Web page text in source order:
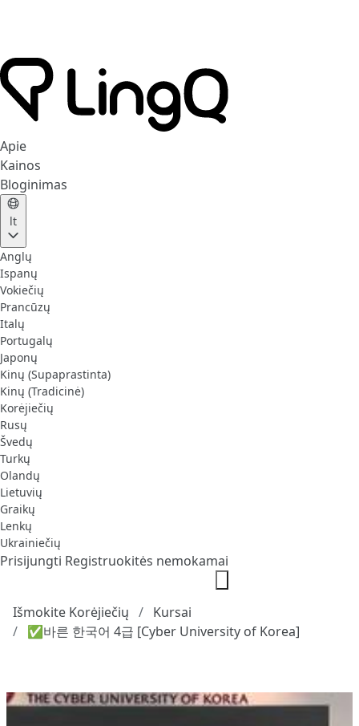
Apie
Kainos
Bloginimas
lt
Anglų
Ispanų
Vokiečių
Prancūzų
Italų
Portugalų
Japonų
Kinų (Supaprastinta)
Kinų (Tradicinė)
Korėjiečių
Rusų
Švedų
Turkų
Olandų
Lietuvių
Graikų
Lenkų
Ukrainiečių
Prisijungti Registruokitės nemokamai
Išmokite Korėjiečių
Kursai
✅바른 한국어 4급 [Cyber University of Korea]